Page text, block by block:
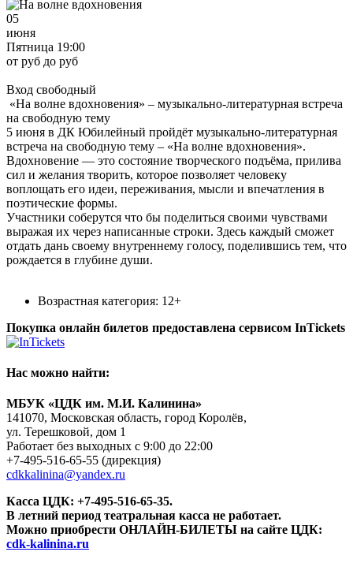
05
июня
Пятница 19:00
от руб до руб
Вход свободный
«На волне вдохновения» – музыкально-литературная встреча
на свободную тему
5 июня в ДК Юбилейный пройдёт музыкально-литературная
встреча на свободную тему – «На волне вдохновения».
Вдохновение — это состояние творческого подъёма, прилива
сил и желания творить, которое позволяет человеку
воплощать его идеи, переживания, мысли и впечатления в
поэтические формы.
Участники соберутся что бы поделиться своими чувствами
выражая их через написанные строки. Здесь каждый сможет
отдать дань своему внутреннему голосу, поделившись тем, что
рождается в глубине души.
Возрастная категория: 12+
Покупка онлайн билетов предоставлена сервисом InTickets
Нас можно найти:
МБУК «ЦДК им. М.И. Калинина»
141070, Московская область, город Королёв,
ул. Терешковой, дом 1
Работает без выходных с 9:00 до 22:00
+7-495-516-65-55 (дирекция)
cdkkalinina@yandex.ru
Касса ЦДК: +7-495-516-65-35.
В летний период театральная касса не работает.
Можно приобрести ОНЛАЙН-БИЛЕТЫ на сайте ЦДК:
cdk-kalinina.ru